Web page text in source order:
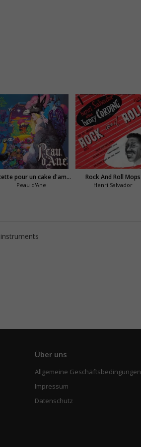
Recette pour un cake d'amour
Peau d'Ane
Rock And Roll Mops
Henri Salvador
Über uns
Allgemeine Geschäftsbedingungen
Impressum
Datenschutz